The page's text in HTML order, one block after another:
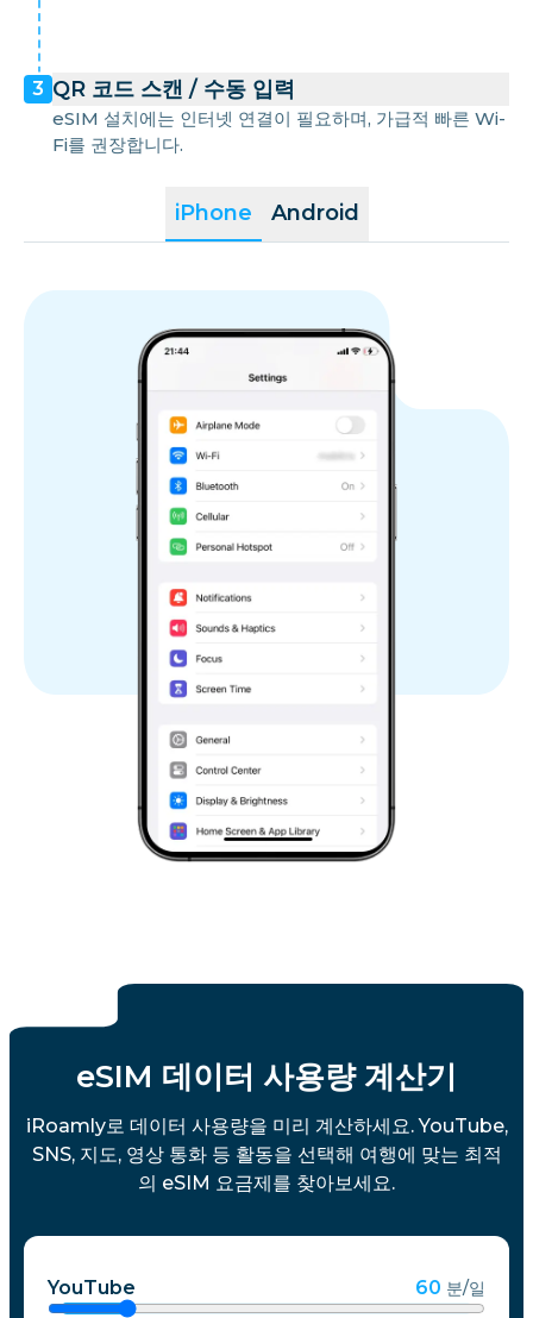
iPhone Android
3 QR 코드 스캔 / 수동 입력
eSIM 설치에는 인터넷 연결이 필요하며, 가급적 빠른 Wi-
Fi를 권장합니다.
eSIM 데이터 사용량 계산기
iRoamly로 데이터 사용량을 미리 계산하세요. YouTube,
SNS, 지도, 영상 통화 등 활동을 선택해 여행에 맞는 최적
의 eSIM 요금제를 찾아보세요.
YouTube 60 분/일